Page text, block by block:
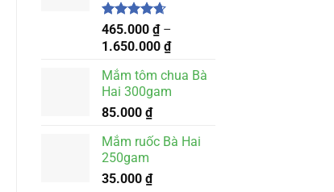
1.025.000 ₫
Được xếp
hạng4.67
5 sao
465.000 ₫ –
1.650.000 ₫Khoảng
từ
465.000 ₫
Mắm tôm chua Bà
Hai 300gam
85.000 ₫
Mắm ruốc Bà Hai
250gam
35.000 ₫